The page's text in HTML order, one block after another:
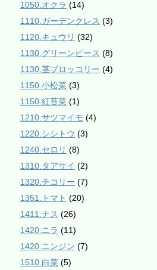
1050.オクラ (14)
1110.ガーデンクレス (3)
1120.キュウリ (32)
1130.グリーンピース (8)
1130.茎ブロッコリー (4)
1150.小松菜 (3)
1150.紅苔菜 (1)
1210.サツマイモ (4)
1220.シシトウ (3)
1240.セロリ (8)
1310.タアサイ (2)
1320.チコリー (7)
1351.トマト (20)
1411.ナス (26)
1420.ニラ (11)
1420.ニンジン (7)
1510.白菜 (5)